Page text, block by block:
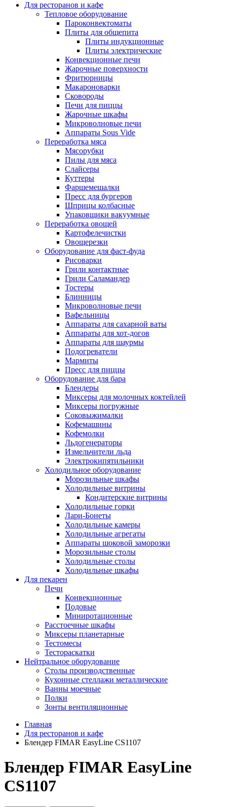
Для ресторанов и кафе
Тепловое оборудование
Пароконвектоматы
Плиты для общепита
Плиты индукционные
Плиты электрические
Конвекционные печи
Жарочные поверхности
Фритюрницы
Макароноварки
Сковороды
Печи для пиццы
Жарочные шкафы
Микроволновые печи
Аппараты Sous Vide
Переработка мяса
Мясорубки
Пилы для мяса
Слайсеры
Куттеры
Фаршемешалки
Пресс для бургеров
Шприцы колбасные
Упаковщики вакуумные
Переработка овощей
Картофелечистки
Овощерезки
Оборудование для фаст-фуда
Рисоварки
Грили контактные
Грили Саламандер
Тостеры
Блинницы
Микроволновые печи
Вафельницы
Аппараты для сахарной ваты
Аппараты для хот-догов
Аппараты для шаурмы
Подогреватели
Мармиты
Пресс для пиццы
Оборудование для бара
Блендеры
Миксеры для молочных коктейлей
Миксеры погружные
Соковыжималки
Кофемашины
Кофемолки
Льдогенераторы
Измельчители льда
Электрокипятильники
Холодильное оборудование
Морозильные шкафы
Холодильные витрины
Кондитерские витрины
Холодильные горки
Лари-Бонеты
Холодильные камеры
Холодильные агрегаты
Аппараты шоковой заморозки
Морозильные столы
Холодильные столы
Холодильные шкафы
Для пекарен
Печи
Конвекционные
Подовые
Миниротационные
Расстоечные шкафы
Миксеры планетарные
Тестомесы
Тестораскатки
Нейтральное оборудование
Столы производственные
Кухонные стеллажи металлические
Ванны моечные
Полки
Зонты вентиляционные
Главная
Для ресторанов и кафе
Блендер FIMAR EasyLine CS1107
Блендер FIMAR EasyLine
CS1107